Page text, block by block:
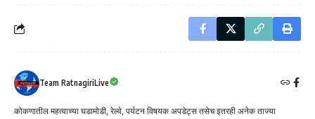
Team RatnagiriLive
कोकणातील महत्वाच्या घडामोडी, रेल्वे, पर्यटन विषयक अपडेट्स तसेच इतरही अनेक ताज्या